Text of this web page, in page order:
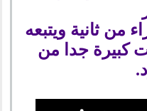
من ثانية ويتبعه
كبيرة جدا من